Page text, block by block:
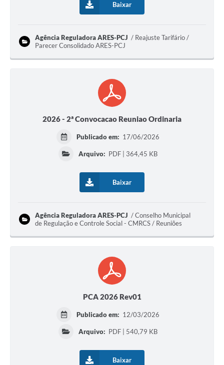
Baixar
Agência Reguladora ARES-PCJ
Reajuste Tarifário /
Parecer Consolidado ARES-PCJ
2026 - 2ª Convocacao Reuniao Ordinaria
Publicado em: 17/06/2026
Arquivo: PDF | 364,45 KB
Baixar
Agência Reguladora ARES-PCJ
Conselho Municipal
de Regulação e Controle Social - CMRCS / Reuniões
PCA 2026 Rev01
Publicado em: 12/03/2026
Arquivo: PDF | 540,79 KB
Baixar